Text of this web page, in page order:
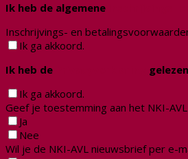
Ik heb de algemene
Inschrijvings- en
Ik ga akkoord.
Ik heb de
Ik ga akkoord.
Geef je toestemming aan het NKI-
Ja
Nee
Wil je de NKI-AVL nieuwsbrief per e-